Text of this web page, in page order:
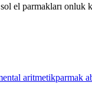
el parmakları
aritmetikparmak